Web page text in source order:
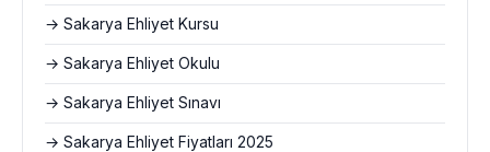
→ Sakarya Ehliyet Kursu
→ Sakarya Ehliyet Okulu
→ Sakarya Ehliyet Sınavı
→ Sakarya Ehliyet Fiyatları 2025